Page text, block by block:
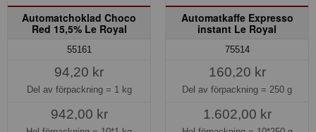
Automatchoklad Choco
Red 15,5% Le Royal
55161
94,20 kr
Del av förpackning = 1 kg
942,00 kr
Automatkaffe Expresso
instant Le Royal
75514
160,20 kr
Del av förpackning = 250 g
1.602,00 kr